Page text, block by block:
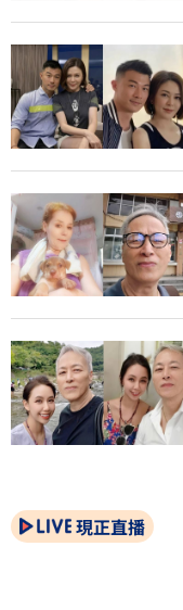
現正直播